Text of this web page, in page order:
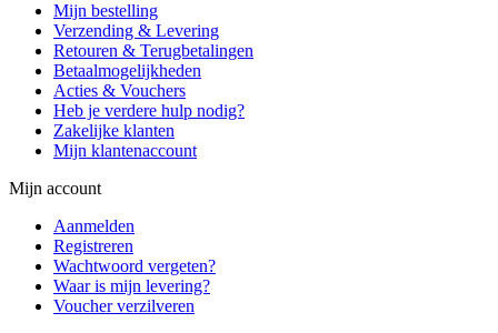
Mijn bestelling
Verzending & Levering
Retouren & Terugbetalingen
Betaalmogelijkheden
Acties & Vouchers
Heb je verdere hulp nodig?
Zakelijke klanten
Mijn klantenaccount
Mijn account
Aanmelden
Registreren
Wachtwoord vergeten?
Waar is mijn levering?
Voucher verzilveren